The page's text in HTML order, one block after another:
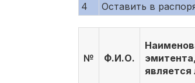
4
Оставить в
№ Ф.И.О.
является